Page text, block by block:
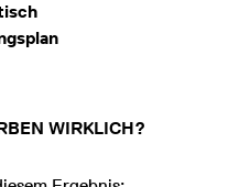
WIRKLICH?